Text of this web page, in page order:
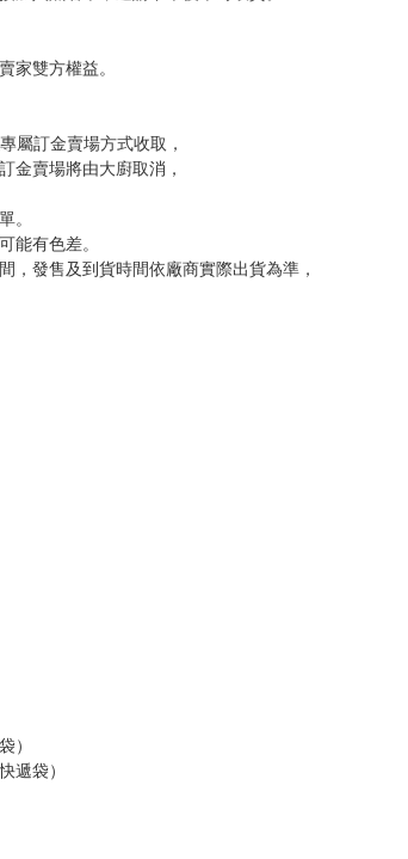
家雙方權益。
屬訂金賣場方式收取，
金賣場將由大廚取消，
。
能有色差。
發售及到貨時間依廠商實際出貨為準，
）
遞袋）